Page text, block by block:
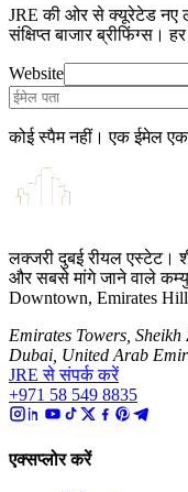
JRE की ओर से क्यूरेटेड नए
संक्षिप्त बाजार ब्रीफिंग्स।
Website
कोई स्पैम नहीं। एक ईमेल एक
लक्जरी दुबई रीयल एस्टेट।
और सबसे मांगे जाने वाले
Downtown, Emirates
Emirates Towers, Sheikh
Dubai, United Arab
JRE से संपर्क करें
+971 58 549 8835
एक्सप्लोर करें